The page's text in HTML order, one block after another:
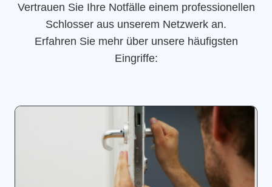
Vertrauen Sie Ihre Notfälle einem professionellen
Schlosser aus unserem Netzwerk an.
Erfahren Sie mehr über unsere häufigsten
Eingriffe: